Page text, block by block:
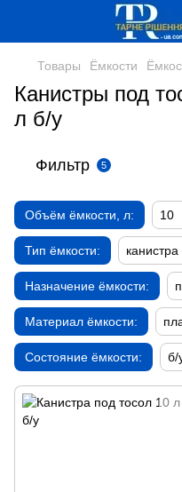
Товары Ёмкости
Канистры под
л б/у
Фильтр 5
Объём ёмкости, л: 10
Тип ёмкости: канистра
Назначение ёмкости:
Материал ёмкости:
Состояние ёмкости: б/